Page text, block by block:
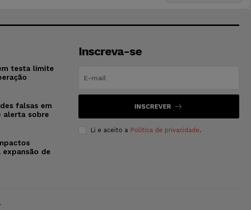
testa limite
falsas em
alerta sobre
de
Inscreva-se
INSCREVER
Li e aceito a Política de privacidade.